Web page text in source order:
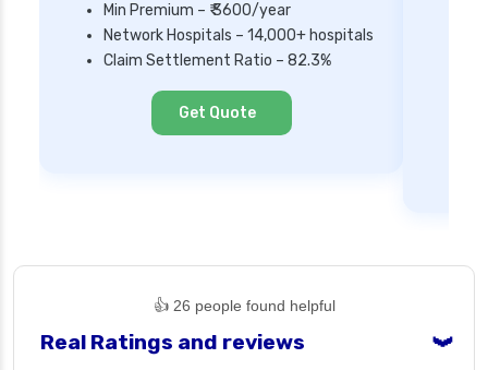
Min Premium – ₹ 3600/year
Network Hospitals – 14,000+ hospitals
Claim Settlement Ratio – 82.3%
Get Quote
👍 26 people found helpful
Real Ratings and reviews ❯